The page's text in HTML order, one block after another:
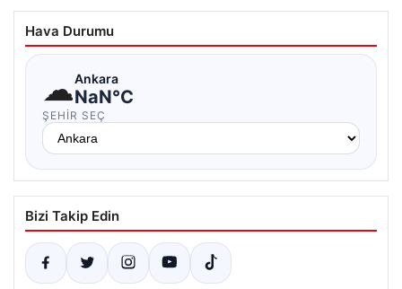
Hava Durumu
☁Ankara
NaN°C
ŞEHIR SEÇ
Bizi Takip Edin